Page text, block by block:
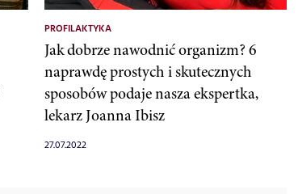
PROFILAKTYKA
Jak dobrze nawodnić organizm? 6
naprawdę prostych i skutecznych
sposobów podaje nasza ekspertka,
lekarz Joanna Ibisz
27.07.2022